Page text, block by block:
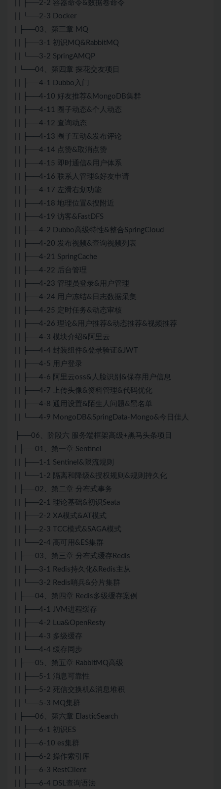
| | ├──2-2 容器命令&数据卷命令
| | └──2-3 Docker
| ├──03、第三章 MQ
| | ├──3-1 初识MQ&RabbitMQ
| | └──3-2 SpringAMQP
| └──04、第四章 探花交友项目
| | ├──4-1 Dubbo入门
| | ├──4-10 好友推荐&MongoDB集群
| | ├──4-11 圈子动态&个人动态
| | ├──4-12 查询动态
| | ├──4-13 圈子互动&发布评论
| | ├──4-14 点赞&取消点赞
| | ├──4-15 即时通信&用户体系
| | ├──4-16 联系人管理&好友申请
| | ├──4-17 左滑右划功能
| | ├──4-18 地理位置&搜附近
| | ├──4-19 访客&FastDFS
| | ├──4-2 Dubbo高级特性&整合SpringCloud
| | ├──4-20 发布视频&查询视频列表
| | ├──4-21 SpringCache
| | ├──4-22 后台管理
| | ├──4-23 管理员登录&用户管理
| | ├──4-24 用户冻结&日志数据采集
| | ├──4-25 定时任务&动态审核
| | ├──4-26 理论&用户推荐&动态推荐&视频推荐
| | ├──4-3 模块介绍&阿里云
| | ├──4-4 封装组件&登录验证&JWT
| | ├──4-5 用户登录
| | ├──4-6 阿里云oss&人脸识别&保存用户信息
| | ├──4-7 上传头像&资料管理&代码优化
| | ├──4-8 通用设置&陌生人问题&黑名单
| | └──4-9 MongoDB&SpringData-Mongo&今日佳人
├──06、阶段六 服务端框架高级+黑马头条项目
| ├──01、第一章 Sentinel
| | ├──1-1 Sentinel&限流规则
| | └──1-2 隔离和降级&授权规则&规则持久化
| ├──02、第二章 分布式事务
| | ├──2-1 理论基础&初识Seata
| | ├──2-2 XA模式&AT模式
| | ├──2-3 TCC模式&SAGA模式
| | └──2-4 高可用&ES集群
| ├──03、第三章 分布式缓存Redis
| | ├──3-1 Redis持久化&Redis主从
| | └──3-2 Redis哨兵&分片集群
| ├──04、第四章 Redis多级缓存案例
| | ├──4-1 JVM进程缓存
| | ├──4-2 Lua&OpenResty
| | ├──4-3 多级缓存
| | └──4-4 缓存同步
| ├──05、第五章 RabbitMQ高级
| | ├──5-1 消息可靠性
| | ├──5-2 死信交换机&消息堆积
| | └──5-3 MQ集群
| ├──06、第六章 ElasticSearch
| | ├──6-1 初识ES
| | ├──6-10 es集群
| | ├──6-2 操作索引库
| | ├──6-3 RestClient
| | ├──6-4 DSL查询语法